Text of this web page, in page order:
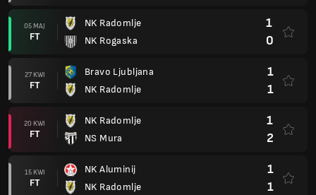
05 MAJ
FT
NK Radomlje
NK Rogaska
1
0
27 KWI
FT
Bravo Ljubljana
NK Radomlje
1
1
20 KWI
FT
NK Radomlje
NS Mura
1
2
15 KWI
FT
NK Aluminij
NK Radomlje
1
1